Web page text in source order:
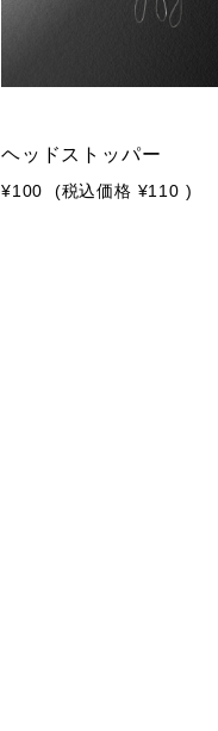
ヘッドストッパー
¥100 (税込価格 ¥110 )